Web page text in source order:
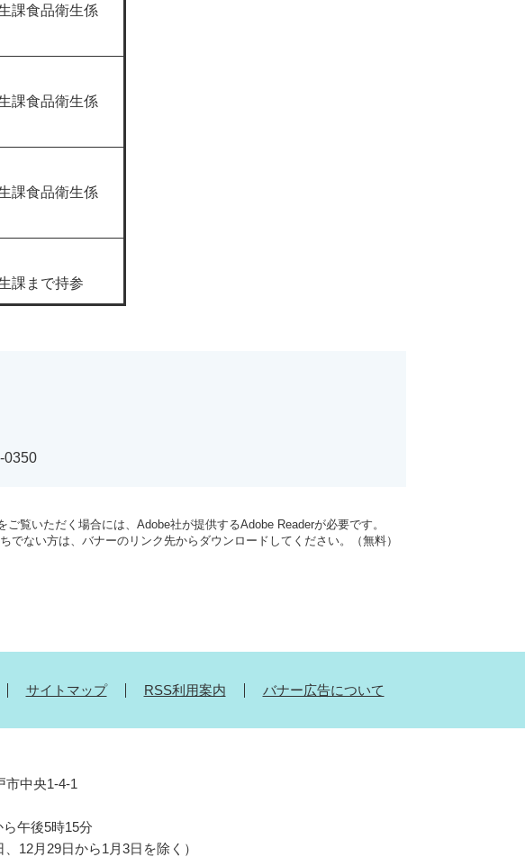
課食品衛生係
課食品衛生係
課食品衛生係
課まで持参
0350
ご覧いただく場合には、Adobe社が提供するAdobe Readerが必要です。
でない方は、バナーのリンク先からダウンロードしてください。（無料）
サイトマップ RSS利用案内 バナー広告について
中央1-4-1
午後5時15分
12月29日から1月3日を除く）